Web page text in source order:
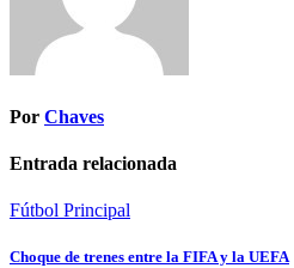
Por Chaves
Entrada relacionada
Fútbol Principal
Choque de trenes entre la FIFA y la UEFA